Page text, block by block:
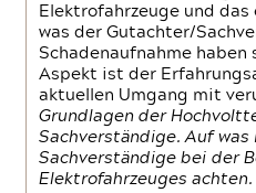
Elektrofahrzeuge und das
was der Gutachter/
Schadenaufnahme
Aspekt ist der
aktuellen Umgang mit
Grundlagen der
Sachverständige. Auf was
Sachverständige bei der
Elektrofahrzeuges achten.